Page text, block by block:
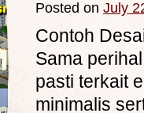
Posted on July
Contoh
Sama
pasti terkait
minimalis